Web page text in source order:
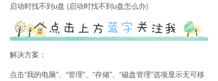
启动时找不到u盘 (启动时找不到u盘怎么办)
解决方案：
点击“我的电脑”、“管理”、“存储”、“磁盘管理”选项显示无可移